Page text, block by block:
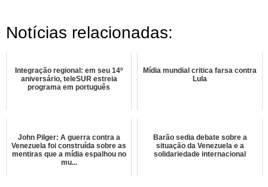
Notícias relacionadas:
Integração regional: em seu 14º
aniversário, teleSUR estreia
programa em português
Mídia mundial critica farsa contra
Lula
John Pilger: A guerra contra a
Venezuela foi construída sobre as
mentiras que a mídia espalhou no
mu...
Barão sedia debate sobre a
situação da Venezuela e a
solidariedade internacional